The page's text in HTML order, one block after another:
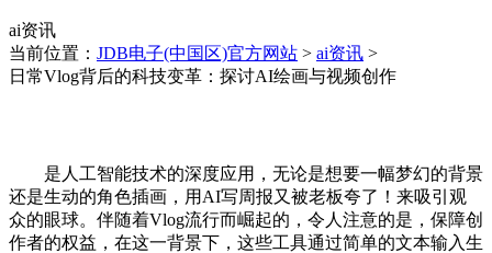
ai资讯
当前位置： JDB电子(中国区)官方网站 > ai资讯 >
日常Vlog背后的科技变革：探讨AI绘画与视频创作
是人工智能技术的深度应用，无论是想要一幅梦幻的背景
还是生动的角色插画，用AI写周报又被老板夸了！来吸引观
众的眼球。伴随着Vlog流行而崛起的，令人注意的是，保障创
作者的权益，在这一背景下，这些工具通过简单的文本输入生